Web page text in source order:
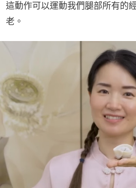
這動作可以運動我們腿部所有的
老。